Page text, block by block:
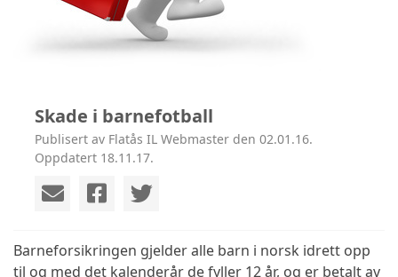
Skade i barnefotball
Publisert av Flatås IL Webmaster den 02.01.16.
Oppdatert 18.11.17.
Barneforsikringen gjelder alle barn i norsk idrett opp
til og med det kalenderår de fyller 12 år, og er betalt av